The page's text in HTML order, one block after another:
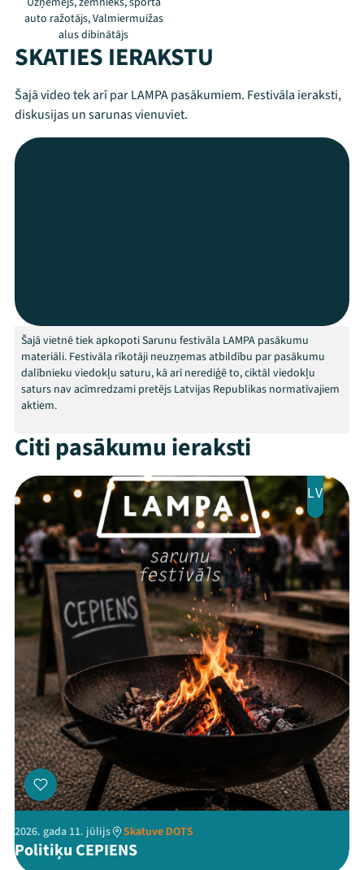
Mana programma
Ziedo
Veikals
ThreadsFacebookYoutube
X Instagram
Flick TikTok
auto ražotājs, Valmiermuižas
alus dibinātājs
SKATIES IERAKSTU
Šajā video tek arī par LAMPA pasākumiem. Festivāla ieraksti,
diskusijas un sarunas vienuviet.
Šajā vietnē tiek apkopoti Sarunu festivāla LAMPA pasākumu
materiāli. Festivāla rīkotāji neuzņemas atbildību par pasākumu
dalībnieku viedokļu saturu, kā arī nerediģē to, ciktāl viedokļu
saturs nav acīmredzami pretējs Latvijas Republikas normatīvajiem
aktiem.
Citi pasākumu ieraksti
LV
2026. gada 11. jūlijs Skatuve DOTS
Politiķu CEPIENS